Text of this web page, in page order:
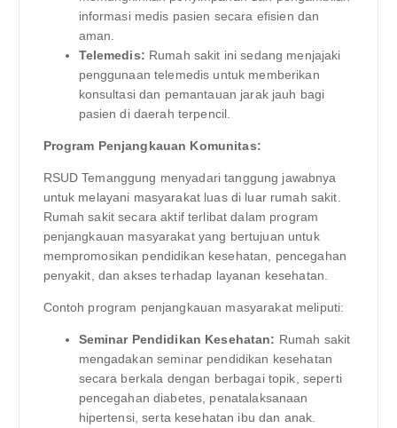
informasi medis pasien secara efisien dan
aman.
Telemedis: Rumah sakit ini sedang menjajaki
penggunaan telemedis untuk memberikan
konsultasi dan pemantauan jarak jauh bagi
pasien di daerah terpencil.
Program Penjangkauan Komunitas:
RSUD Temanggung menyadari tanggung jawabnya
untuk melayani masyarakat luas di luar rumah sakit.
Rumah sakit secara aktif terlibat dalam program
penjangkauan masyarakat yang bertujuan untuk
mempromosikan pendidikan kesehatan, pencegahan
penyakit, dan akses terhadap layanan kesehatan.
Contoh program penjangkauan masyarakat meliputi:
Seminar Pendidikan Kesehatan: Rumah sakit
mengadakan seminar pendidikan kesehatan
secara berkala dengan berbagai topik, seperti
pencegahan diabetes, penatalaksanaan
hipertensi, serta kesehatan ibu dan anak.